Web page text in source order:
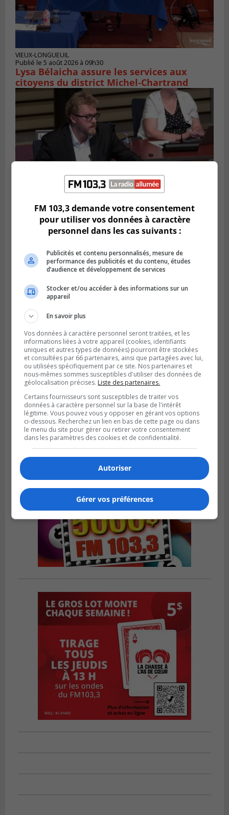
VIEUX-LONGUEUIL
Publié le 5 août 2026 à 09h30
Lysa Bélaicha assure les services aux
citoyens du district Michel‑Chartrand
LONGUEUIL
Publié le 4 août 2026 à 08h28
Longueuil demande de reporter une
VIEUX-LONGUEUIL
Le Livre bleu rassemble 200 curieux à
Longueuil
FM 103,3 demande votre consentement
pour utiliser vos données à caractère
personnel dans les cas suivants :
Publicités et contenu personnalisés, mesure de
performance des publicités et du contenu, études
d’audience et développement de services
Stocker et/ou accéder à des informations sur un
appareil
En savoir plus
Vos données à caractère personnel seront traitées, et les
informations liées à votre appareil (cookies, identifiants
uniques et autres types de données) pourront être stockées
et consultées par 66 partenaires, ainsi que partagées avec lui,
ou utilisées spécifiquement par ce site. Nos partenaires et
nous-mêmes sommes susceptibles d'utiliser des données de
géolocalisation précises. Liste des partenaires.
Certains fournisseurs sont susceptibles de traiter vos
données à caractère personnel sur la base de l'intérêt
légitime. Vous pouvez vous y opposer en gérant vos options
ci-dessous. Recherchez un lien en bas de cette page ou dans
le menu du site pour gérer ou retirer votre consentement
dans les paramètres des cookies et de confidentialité.
Autoriser
Gérer vos préférences